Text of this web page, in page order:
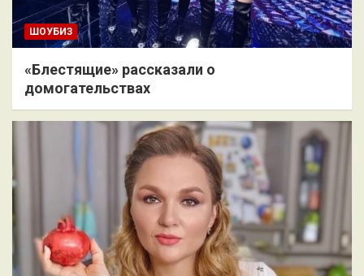
ШОУБИЗ
«Блестящие» рассказали о
домогательствах